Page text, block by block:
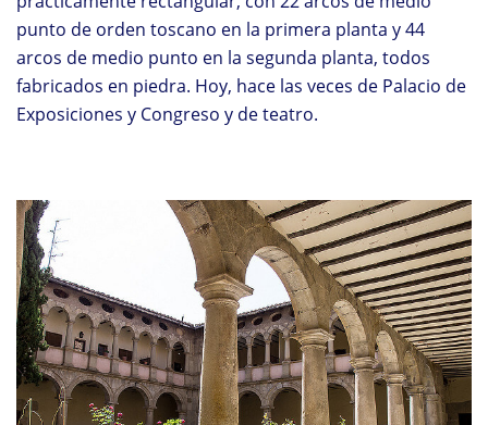
punto de orden toscano en la primera planta y 44
arcos de medio punto en la segunda planta, todos
fabricados en piedra. Hoy, hace las veces de Palacio de
Exposiciones y Congreso y de teatro.